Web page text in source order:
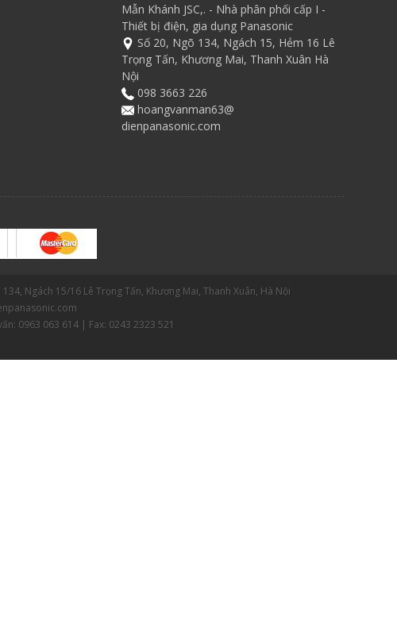
Mẫn Khánh JSC,. - Nhà phân phối cấp I -
Thiết bị điện, gia dụng Panasonic
Số 20, Ngõ 134, Ngách 15, Hẻm 16 Lê
Trọng Tấn, Khương Mai, Thanh Xuân Hà
Nội
098 3663 226
hoangvanman63@
dienpanasonic.com
134, Ngách 15/16 Lê Trọng Tấn, Khương Mai, Thanh Xuân, Hà Nội
0963 063 614 | Fax: 0243 2323 521